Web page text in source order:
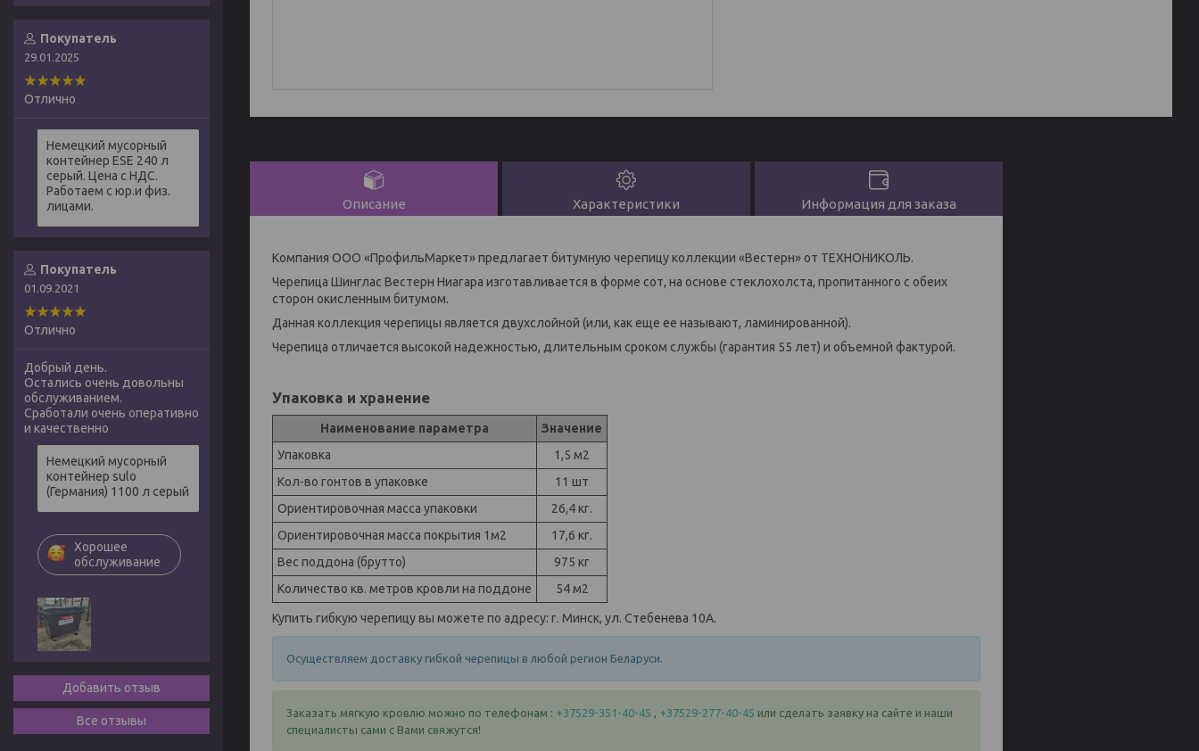
Описание Характеристики Информация для заказа
Компания ООО «ПрофильМаркет» предлагает битумную черепицу коллекции «Вестерн» от ТЕХНОНИКОЛЬ.
Черепица Шинглас Вестерн Ниагара изготавливается в форме сот, на основе стеклохолста, пропитанного с обеих
сторон окисленным битумом.
Данная коллекция черепицы является двухслойной (или, как еще ее называют, ламинированной).
Черепица отличается высокой надежностью, длительным сроком службы (гарантия 55 лет) и объемной фактурой.
Упаковка и хранение
Наименование параметра
Значение
Упаковка
1,5 м2
Кол-во гонтов в упаковке
11 шт
Ориентировочная масса упаковки
26,4 кг.
Ориентировочная масса покрытия 1м2
17,6 кг.
Вес поддона (брутто)
975 кг
Количество кв. метров кровли на поддоне
54 м2
Купить гибкую черепицу вы можете по адресу: г. Минск, ул. Стебенева 10А.
Осуществляем доставку гибкой черепицы в любой регион Беларуси.
Заказать мягкую кровлю можно по телефонам : +37529-351-40-45 , +37529-277-40-45 или сделать заявку на сайте и наши
специалисты сами с Вами свяжутся!
Покупатель
29.01.2025
Отлично
Немецкий мусорный
контейнер ESE 240 л
серый. Цена с НДС.
Работаем с юр.и физ.
лицами.
Покупатель
01.09.2021
Отлично
Добрый день.
Остались очень довольны
обслуживанием.
Сработали очень оперативно
и качественно
Немецкий мусорный
контейнер sulo
(Германия) 1100 л серый
Хорошее
обслуживание
Добавить отзыв
Все отзывы